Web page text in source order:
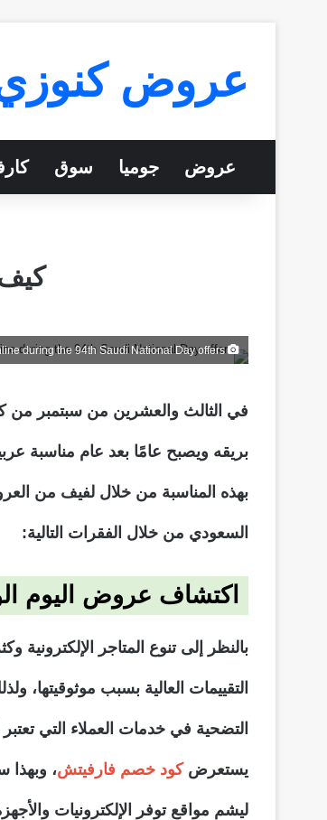
عروض
عروض جوميا سوق
كيف
How to shop online during the 94th Saudi National Day offers
في الثالث والعشرين من سبتمبر من
بريقه ويصبح عامًا بعد عام مناسبة
بهذه المناسبة من خلال لفيف من
السعودي من خلال الفقرات التالية:
اكتشاف عروض اليوم
بالنظر إلى تنوع المتاجر الإلكترونية
التقييمات العالية بسبب
التضحية في خدمات العملاء التي
يستعرضكود خصم فارفيتش، وبهذا
ليشم مواقع توفر الإلكترونيات